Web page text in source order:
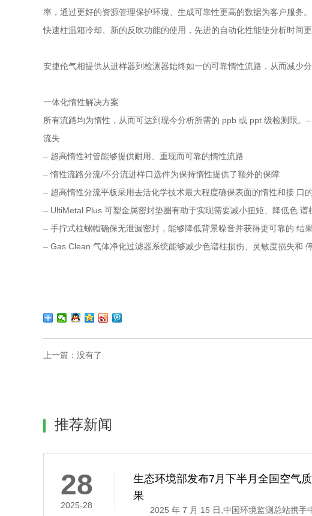
率，通过更好的资源管理保护环境、生成可靠性更高的数据为客户服务。
快速柱温箱冷却、新的反吹功能的使用，先进的自动化性能使分析时间
安捷伦气相提供从进样器到检测器始终如一的可靠惰性流路，从而减少
一体化惰性解决方案
所有流路均为惰性，从而可达到现今分析所需的 ppb 或 ppt 级检测限
流失
– 超高惰性衬管能够提供耐用、重现而可靠的惰性流路
– 惰性流路分流/不分流进样口选件为保持惰性提供了额外的保障
– 超高惰性分流平板采用去活化学技术最大程度确保表面的惰性和接 口
– UltiMetal Plus 可塑金属密封垫圈有助于实现需要减小扭矩、降低色 谱
– 手拧式柱螺帽确保无泄漏密封，能够降低背景噪音并获得更可靠的 结果
– Gas Clean 气体净化过滤器系统能够减少色谱柱损伤、灵敏度损失和
上一篇： 没有了
推荐新闻
28
2025-28
生态环境部发布7月下半月全国空气
果
2025 年 7 月 15 日,中国环境监测总站携手